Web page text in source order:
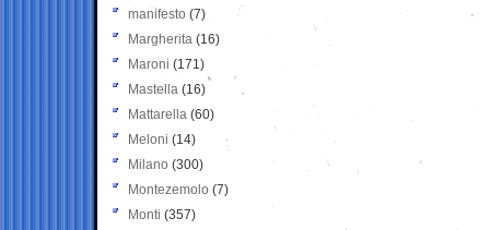
manifesto (7)
Margherita (16)
Maroni (171)
Mastella (16)
Mattarella (60)
Meloni (14)
Milano (300)
Montezemolo (7)
Monti (357)